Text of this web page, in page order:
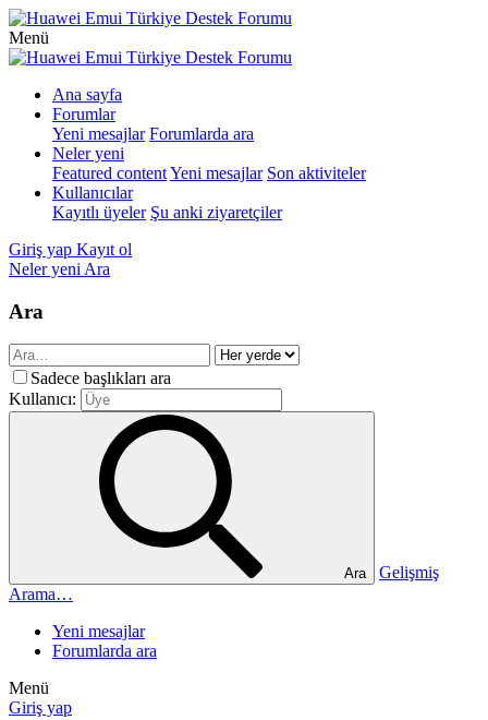
Menü
Ana sayfa
Forumlar
Yeni mesajlar Forumlarda ara
Neler yeni
Featured contentYeni mesajlar Son aktiviteler
Kullanıcılar
Kayıtlı üyeler Şu anki ziyaretçiler
Giriş yap Kayıt ol
Neler yeni Ara
Ara
Sadece başlıkları ara
Kullanıcı:
Ara
Gelişmiş
Arama…
Yeni mesajlar
Forumlarda ara
Menü
Giriş yap